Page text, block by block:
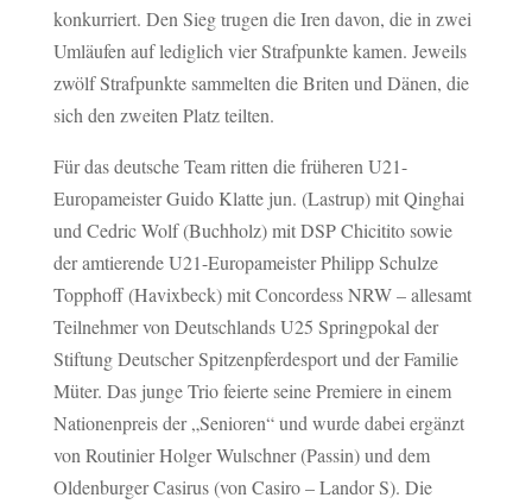
konkurriert. Den Sieg trugen die Iren davon, die in zwei
Umläufen auf lediglich vier Strafpunkte kamen. Jeweils
zwölf Strafpunkte sammelten die Briten und Dänen, die
sich den zweiten Platz teilten.
Für das deutsche Team ritten die früheren U21-
Europameister Guido Klatte jun. (Lastrup) mit Qinghai
und Cedric Wolf (Buchholz) mit DSP Chicitito sowie
der amtierende U21-Europameister Philipp Schulze
Topphoff (Havixbeck) mit Concordess NRW – allesamt
Teilnehmer von Deutschlands U25 Springpokal der
Stiftung Deutscher Spitzenpferdesport und der Familie
Müter. Das junge Trio feierte seine Premiere in einem
Nationenpreis der „Senioren“ und wurde dabei ergänzt
von Routinier Holger Wulschner (Passin) und dem
Oldenburger Casirus (von Casiro – Landor S). Die